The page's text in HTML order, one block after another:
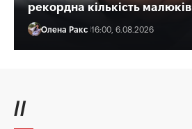
рекордна кількість малюків
Олена Ракс 16:00, 6.08.2026
//